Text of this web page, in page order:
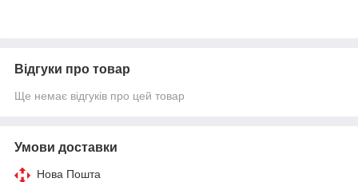
Відгуки про товар
Ще немає відгуків про цей товар
Умови доставки
Нова Пошта